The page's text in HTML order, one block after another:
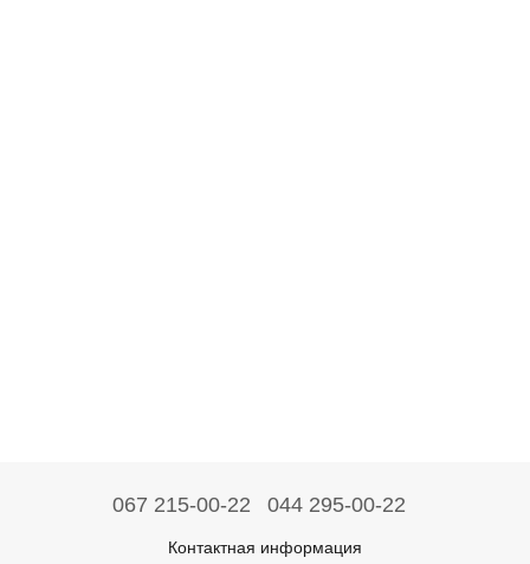
067 215-00-22 044 295-00-22
Контактная информация